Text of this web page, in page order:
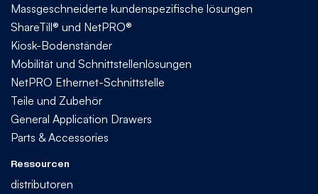
Massgeschneiderte kundenspezifische lösungen
ShareTill® und NetPRO®
Kiosk-Bodenständer
Mobilität und Schnittstellenlösungen
NetPRO Ethernet-Schnittstelle
Teile und Zubehör
General Application Drawers
Parts & Accessories
Ressourcen
distributoren